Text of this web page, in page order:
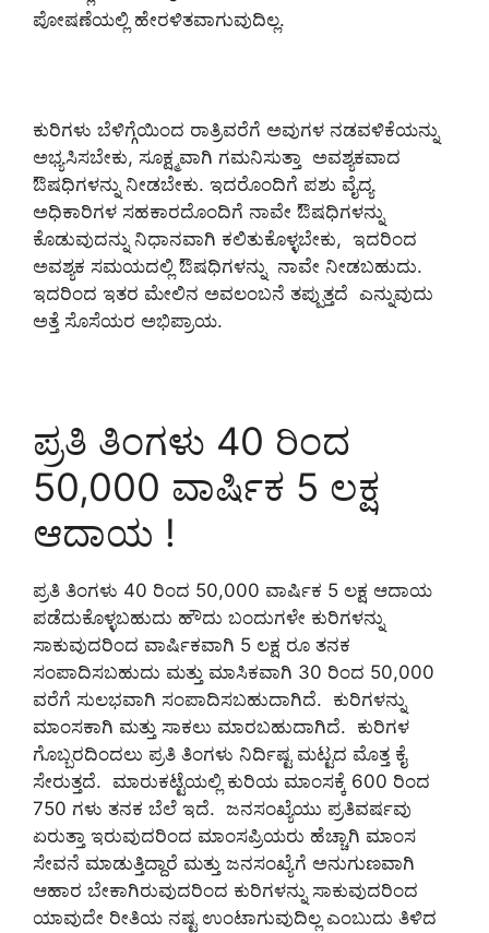
ಪೋಷಣೆಯಲ್ಲಿ ಹೇರಳಿತವಾಗುವುದಿಲ್ಲ.
ಕುರಿಗಳು ಬೆಳಿಗ್ಗೆಯಿಂದ ರಾತ್ರಿವರೆಗೆ ಅವುಗಳ ನಡವಳಿಕೆಯನ್ನು
ಅಭ್ಯಸಿಸಬೇಕು, ಸೂಕ್ಷ್ಮವಾಗಿ ಗಮನಿಸುತ್ತಾ ಅವಶ್ಯಕವಾದ
ಔಷಧಿಗಳನ್ನು ನೀಡಬೇಕು. ಇದರೊಂದಿಗೆ ಪಶು ವೈದ್ಯ
ಅಧಿಕಾರಿಗಳ ಸಹಕಾರದೊಂದಿಗೆ ನಾವೇ ಔಷಧಿಗಳನ್ನು
ಕೊಡುವುದನ್ನು ನಿಧಾನವಾಗಿ ಕಲಿತುಕೊಳ್ಳಬೇಕು, ಇದರಿಂದ
ಅವಶ್ಯಕ ಸಮಯದಲ್ಲಿ ಔಷಧಿಗಳನ್ನು ನಾವೇ ನೀಡಬಹುದು.
ಇದರಿಂದ ಇತರ ಮೇಲಿನ ಅವಲಂಬನೆ ತಪ್ಪುತ್ತದೆ ಎನ್ನುವುದು
ಅತ್ತೆ ಸೊಸೆಯರ ಅಭಿಪ್ರಾಯ.
ಪ್ರತಿ ತಿಂಗಳು 40 ರಿಂದ
50,000 ವಾರ್ಷಿಕ 5 ಲಕ್ಷ
ಆದಾಯ !
ಪ್ರತಿ ತಿಂಗಳು 40 ರಿಂದ 50,000 ವಾರ್ಷಿಕ 5 ಲಕ್ಷ ಆದಾಯ
ಪಡೆದುಕೊಳ್ಳಬಹುದು ಹೌದು ಬಂದುಗಳೇ ಕುರಿಗಳನ್ನು
ಸಾಕುವುದರಿಂದ ವಾರ್ಷಿಕವಾಗಿ 5 ಲಕ್ಷ ರೂ ತನಕ
ಸಂಪಾದಿಸಬಹುದು ಮತ್ತು ಮಾಸಿಕವಾಗಿ 30 ರಿಂದ 50,000
ವರೆಗೆ ಸುಲಭವಾಗಿ ಸಂಪಾದಿಸಬಹುದಾಗಿದೆ. ಕುರಿಗಳನ್ನು
ಮಾಂಸಕಾಗಿ ಮತ್ತು ಸಾಕಲು ಮಾರಬಹುದಾಗಿದೆ. ಕುರಿಗಳ
ಗೊಬ್ಬರದಿಂದಲು ಪ್ರತಿ ತಿಂಗಳು ನಿರ್ದಿಷ್ಟ ಮಟ್ಟದ ಮೊತ್ತ ಕೈ
ಸೇರುತ್ತದೆ. ಮಾರುಕಟ್ಟೆಯಲ್ಲಿ ಕುರಿಯ ಮಾಂಸಕ್ಕೆ 600 ರಿಂದ
750 ಗಳು ತನಕ ಬೆಲೆ ಇದೆ. ಜನಸಂಖ್ಯೆಯು ಪ್ರತಿವರ್ಷವು
ಏರುತ್ತಾ ಇರುವುದರಿಂದ ಮಾಂಸಪ್ರಿಯರು ಹೆಚ್ಚಾಗಿ ಮಾಂಸ
ಸೇವನೆ ಮಾಡುತ್ತಿದ್ದಾರೆ ಮತ್ತು ಜನಸಂಖ್ಯೆಗೆ ಅನುಗುಣವಾಗಿ
ಆಹಾರ ಬೇಕಾಗಿರುವುದರಿಂದ ಕುರಿಗಳನ್ನು ಸಾಕುವುದರಿಂದ
ಯಾವುದೇ ರೀತಿಯ ನಷ್ಟ ಉಂಟಾಗುವುದಿಲ್ಲ ಎಂಬುದು ತಿಳಿದ